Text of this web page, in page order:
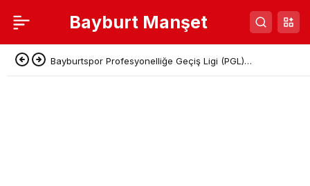
Bayburt Manşet
Bayburtspor Profesyonelliğe Geçiş Ligi (PGL)